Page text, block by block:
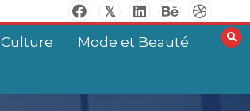
Culture Mode et Beauté